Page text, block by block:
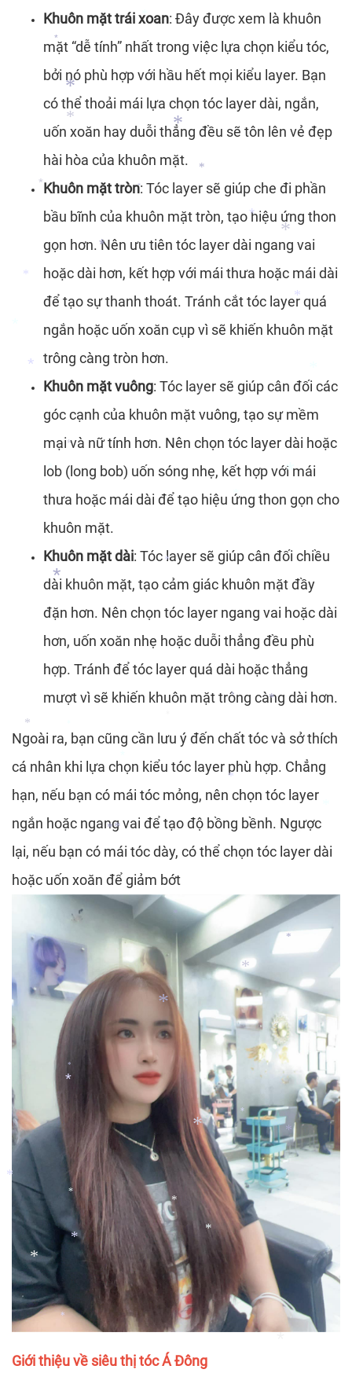
*
*
*
*
*
*
*
*
*
*
*
*
*
*
*
*
*
*
*
*
*
*
*
*
*
*
*
*
*
*
*
*
Khuôn mặt trái xoan: Đây được xem là khuôn
mặt “dễ tính” nhất trong việc lựa chọn kiểu tóc,
bởi nó phù hợp với hầu hết mọi kiểu layer. Bạn
có thể thoải mái lựa chọn tóc layer dài, ngắn,
uốn xoăn hay duỗi thẳng đều sẽ tôn lên vẻ đẹp
hài hòa của khuôn mặt.
Khuôn mặt tròn: Tóc layer sẽ giúp che đi phần
bầu bĩnh của khuôn mặt tròn, tạo hiệu ứng thon
gọn hơn. Nên ưu tiên tóc layer dài ngang vai
hoặc dài hơn, kết hợp với mái thưa hoặc mái dài
để tạo sự thanh thoát. Tránh cắt tóc layer quá
ngắn hoặc uốn xoăn cụp vì sẽ khiến khuôn mặt
trông càng tròn hơn.
Khuôn mặt vuông: Tóc layer sẽ giúp cân đối các
góc cạnh của khuôn mặt vuông, tạo sự mềm
mại và nữ tính hơn. Nên chọn tóc layer dài hoặc
lob (long bob) uốn sóng nhẹ, kết hợp với mái
thưa hoặc mái dài để tạo hiệu ứng thon gọn cho
khuôn mặt.
Khuôn mặt dài: Tóc layer sẽ giúp cân đối chiều
dài khuôn mặt, tạo cảm giác khuôn mặt đầy
đặn hơn. Nên chọn tóc layer ngang vai hoặc dài
hơn, uốn xoăn nhẹ hoặc duỗi thẳng đều phù
hợp. Tránh để tóc layer quá dài hoặc thẳng
mượt vì sẽ khiến khuôn mặt trông càng dài hơn.
Ngoài ra, bạn cũng cần lưu ý đến chất tóc và sở thích
cá nhân khi lựa chọn kiểu tóc layer phù hợp. Chẳng
hạn, nếu bạn có mái tóc mỏng, nên chọn tóc layer
ngắn hoặc ngang vai để tạo độ bồng bềnh. Ngược
lại, nếu bạn có mái tóc dày, có thể chọn tóc layer dài
hoặc uốn xoăn để giảm bớt
Giới thiệu về siêu thị tóc Á Đông